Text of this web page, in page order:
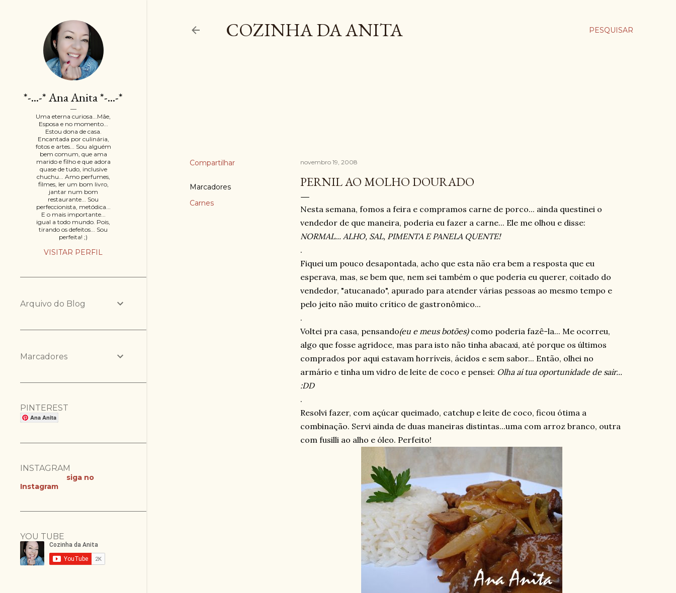
PESQUISAR
COZINHA DA ANITA
Compartilhar
Marcadores
Carnes
novembro 19, 2008
PERNIL AO MOLHO DOURADO
Nesta semana, fomos a feira e compramos carne de porco... ainda questinei o
vendedor de que maneira, poderia eu fazer a carne... Ele me olhou e disse:
NORMAL... ALHO, SAL, PIMENTA E PANELA QUENTE!
.
Fiquei um pouco desapontada, acho que esta não era bem a resposta que eu
esperava, mas, se bem que, nem sei também o que poderia eu querer, coitado do
vendedor, "atucanado", apurado para atender várias pessoas ao mesmo tempo e
pelo jeito não muito crítico de gastronômico...
.
Voltei pra casa, pensando(eu e meus botões)como poderia fazê-la... Me ocorreu,
algo que fosse agridoce, mas para isto não tinha abacaxi, até porque os últimos
comprados por aqui estavam horríveis, ácidos e sem sabor... Então, olhei no
armário e tinha um vidro de leite de coco e pensei: Olha aí tua oportunidade de sair...
:DD
.
Resolvi fazer, com açúcar queimado, catchup e leite de coco, ficou ótima a
combinação. Servi ainda de duas maneiras distintas...uma com arroz branco, outra
com fusilli ao alho e óleo. Perfeito!
*-...-* Ana Anita *-...-*
Uma eterna curiosa...Mãe,
Esposa e no momento...
Estou dona de casa.
Encantada por culinária,
fotos e artes... Sou alguém
bem comum, que ama
marido e filho e que adora
quase de tudo, inclusive
chuchu... Amo perfumes,
filmes, ler um bom livro,
jantar num bom
restaurante... Sou
perfeccionista, metódica...
E o mais importante...
igual a todo mundo. Pois,
tirando os defeitos... Sou
perfeita! ;)
VISITAR PERFIL
Arquivo do Blog
Marcadores
PINTEREST
Ana Anita
INSTAGRAM
siga no
Instagram
YOU TUBE